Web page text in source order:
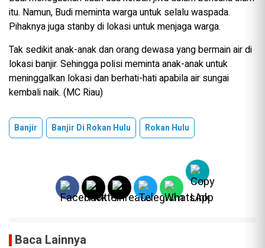
itu. Namun, Budi meminta warga untuk selalu waspada.
Pihaknya juga stanby di lokasi untuk menjaga warga.
Tak sedikit anak-anak dan orang dewasa yang bermain air di
lokasi banjir. Sehingga polisi meminta anak-anak untuk
meninggalkan lokasi dan berhati-hati apabila air sungai
kembali naik. (MC Riau)
Banjir Banjir Di Rokan Hulu Rokan Hulu
Baca Lainnya